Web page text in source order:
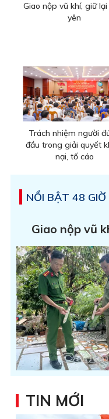
Giao nộp vũ khí, giữ lại
yên
Trách nhiệm người
đầu trong giải quyết
nại, tố cáo
NỔI BẬT 48 GIỜ
Giao nộp vũ
TIN MỚI